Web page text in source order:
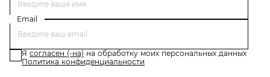
Email
Я согласен (-на) на обработку моих персональных данных
Политика конфиденциальности